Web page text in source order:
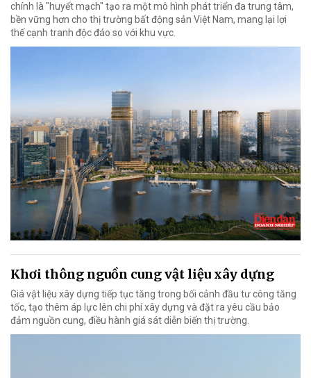
chính là "huyết mạch" tạo ra một mô hình phát triển đa trung tâm,
bền vững hơn cho thị trường bất động sản Việt Nam, mang lại lợi
thế cạnh tranh độc đáo so với khu vực.
Khơi thông nguồn cung vật liệu xây dựng
Giá vật liệu xây dựng tiếp tục tăng trong bối cảnh đầu tư công tăng
tốc, tạo thêm áp lực lên chi phí xây dựng và đặt ra yêu cầu bảo
đảm nguồn cung, điều hành giá sát diễn biến thị trường.